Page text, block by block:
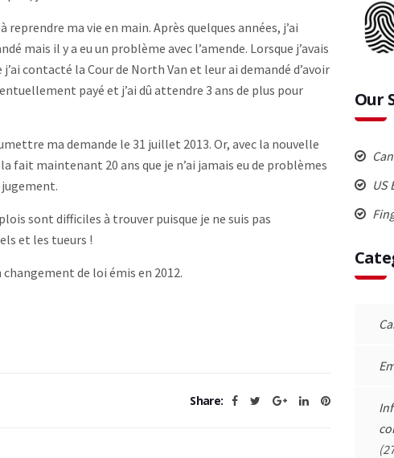
ma vie en main. Après quelques années, j’ai
mais il y a eu un problème avec l’amende. Lorsque j’avais
contacté la Cour de North Van et leur ai demandé d’avoir
payé et j’ai dû attendre 3 ans de plus pour
ma demande le 31 juillet 2013. Or, avec la nouvelle
fait maintenant 20 ans que je n’ai jamais eu de problèmes
sont difficiles à trouver puisque je ne suis pas
et les tueurs !
changement de loi émis en 2012.
Share:
Our
US